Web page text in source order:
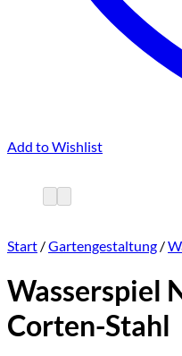
Add to Wishlist
Start /Gartengestaltung /
Wasserspiel
Corten-Stahl